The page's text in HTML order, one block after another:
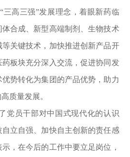
三高三强”发展理念，着眼新药临
合成、新型高端制剂、生物技术
关键技术，加快推进创新产品开
板块充分深入交流，促进协同发
势转化为集团的产品优势，助力
质量发展。
党员干部对中国式现代化的认识
立自强、加快自主创新的责任感
，在今后的工作中要立足岗位，